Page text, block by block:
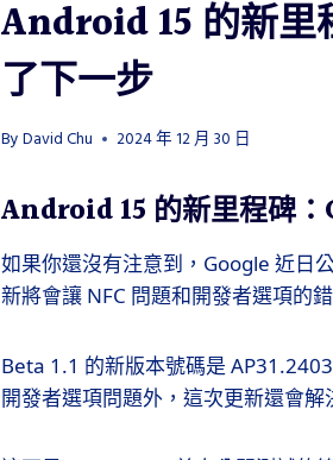
Android 15 的新里
了下一步
By David Chu 2024 年 12 月 30 日
Android 15 的新里程碑
如果你還沒有注意到，Google 近日
新將會讓 NFC 問題和開發者選項的
Beta 1.1 的新版本號碼是
開發者選項問題外，這次更新還會